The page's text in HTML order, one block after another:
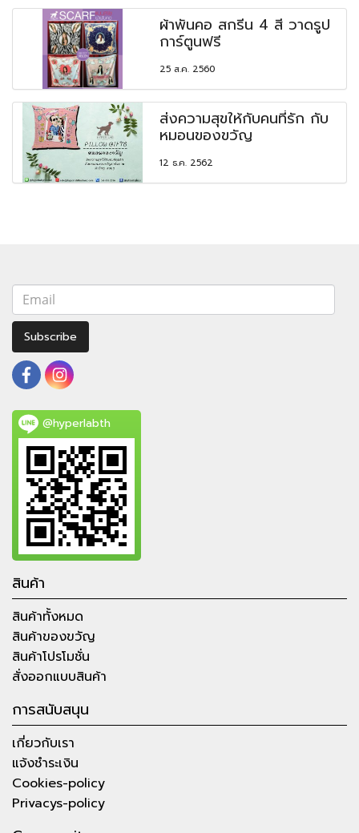
ผ้าพันคอ สกรีน 4 สี วาดรูป
การ์ตูนฟรี
25 ส.ค. 2560
ส่งความสุขให้กับคนที่รัก กับ
หมอนของขวัญ
12 ธ.ค. 2562
Subscribe
@hyperlabth
สินค้า
สินค้าทั้งหมด
สินค้าของขวัญ
สินค้าโปรโมชั่น
สั่งออกแบบสินค้า
การสนับสนุน
เกี่ยวกับเรา
แจ้งชำระเงิน
Cookies-policy
Privacys-policy